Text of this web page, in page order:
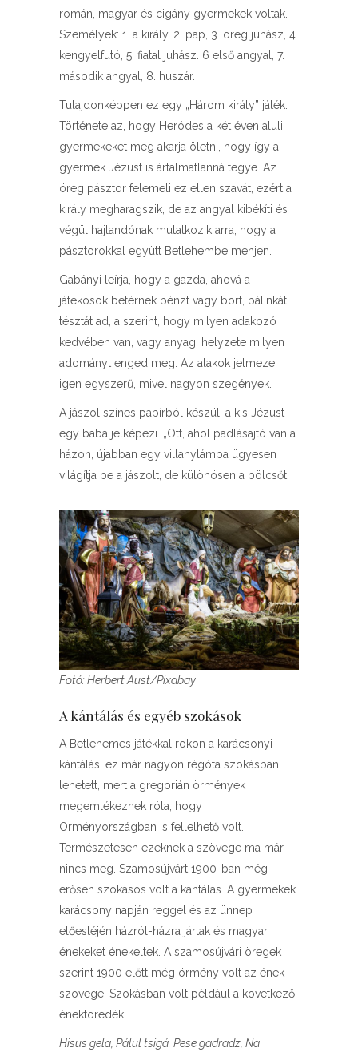
román, magyar és cigány gyermekek voltak.
Személyek: 1. a király, 2. pap, 3. öreg juhász, 4.
kengyelfutó, 5. fiatal juhász. 6 első angyal, 7.
második angyal, 8. huszár.
Tulajdonképpen ez egy „Három király” játék.
Története az, hogy Heródes a két éven aluli
gyermekeket meg akarja öletni, hogy így a
gyermek Jézust is ártalmatlanná tegye. Az
öreg pásztor felemeli ez ellen szavát, ezért a
király megharagszik, de az angyal kibékíti és
végül hajlandónak mutatkozik arra, hogy a
pásztorokkal együtt Betlehembe menjen.
Gabányi leírja, hogy a gazda, ahová a
játékosok betérnek pénzt vagy bort, pálinkát,
tésztát ad, a szerint, hogy milyen adakozó
kedvében van, vagy anyagi helyzete milyen
adományt enged meg. Az alakok jelmeze
igen egyszerű, mivel nagyon szegények.
A jászol színes papírból készül, a kis Jézust
egy baba jelképezi. „Ott, ahol padlásajtó van a
házon, újabban egy villanylámpa ügyesen
világítja be a jászolt, de különösen a bölcsőt.
Fotó: Herbert Aust/Pixabay
A kántálás és egyéb szokások
A Betlehemes játékkal rokon a karácsonyi
kántálás, ez már nagyon régóta szokásban
lehetett, mert a gregorián örmények
megemlékeznek róla, hogy
Örményországban is fellelhető volt.
Természetesen ezeknek a szövege ma már
nincs meg. Szamosújvárt 1900-ban még
erősen szokásos volt a kántálás. A gyermekek
karácsony napján reggel és az ünnep
előestéjén házról-házra jártak és magyar
énekeket énekeltek. A szamosújvári öregek
szerint 1900 előtt még örmény volt az ének
szövege. Szokásban volt például a következő
énektöredék:
Hisus gela, Pálul tsigá. Pese gadradz, Na